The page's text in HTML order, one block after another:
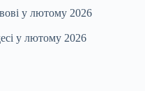
у лютому 2026
у лютому 2026